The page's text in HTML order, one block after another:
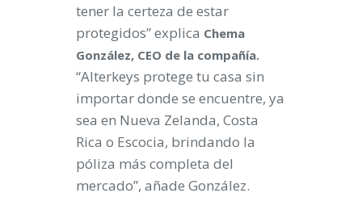
tener la certeza de estar
protegidos” explica Chema
González, CEO de la compañía.
“Alterkeys protege tu casa sin
importar donde se encuentre, ya
sea en Nueva Zelanda, Costa
Rica o Escocia, brindando la
póliza más completa del
mercado”, añade González.